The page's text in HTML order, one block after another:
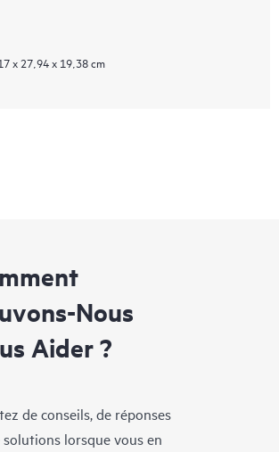
x 27,94 x 19,38 cm
Nous
Aider ?
de conseils, de réponses
lorsque vous en